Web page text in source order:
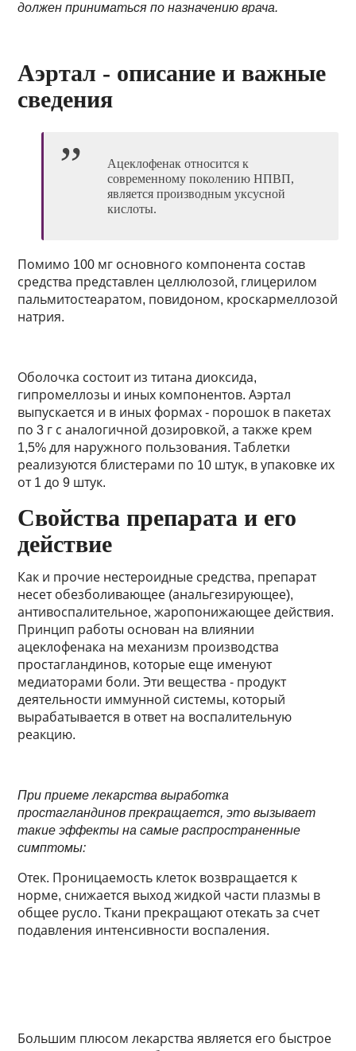
должен приниматься по назначению врача.
Аэртал - описание и важные
сведения
Ацеклофенак относится к
современному поколению НПВП,
является производным уксусной
кислоты.
Помимо 100 мг основного компонента состав
средства представлен целлюлозой, глицерилом
пальмитостеаратом, повидоном, кроскармеллозой
натрия.
Оболочка состоит из титана диоксида,
гипромеллозы и иных компонентов. Аэртал
выпускается и в иных формах - порошок в пакетах
по 3 г с аналогичной дозировкой, а также крем
1,5% для наружного пользования. Таблетки
реализуются блистерами по 10 штук, в упаковке их
от 1 до 9 штук.
Свойства препарата и его
действие
Как и прочие нестероидные средства, препарат
несет обезболивающее (анальгезирующее),
антивоспалительное, жаропонижающее действия.
Принцип работы основан на влиянии
ацеклофенака на механизм производства
простагландинов, которые еще именуют
медиаторами боли. Эти вещества - продукт
деятельности иммунной системы, который
вырабатывается в ответ на воспалительную
реакцию.
При приеме лекарства выработка
простагландинов прекращается, это вызывает
такие эффекты на самые распространенные
симптомы:
Отек. Проницаемость клеток возвращается к
норме, снижается выход жидкой части плазмы в
общее русло. Ткани прекращают отекать за счет
подавления интенсивности воспаления.
Большим плюсом лекарства является его быстрое